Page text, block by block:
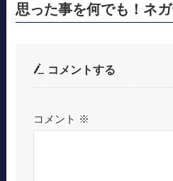
思った事を何でも！ネガ
コメントする
コメント ※